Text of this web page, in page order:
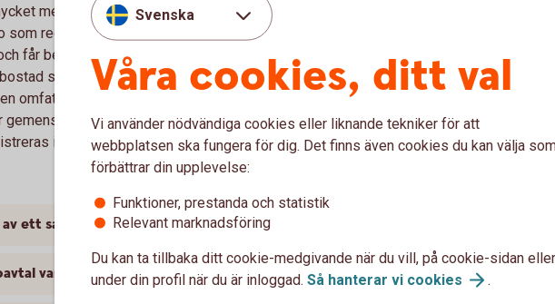
mer begränsad funktion. Det är ett juridiskt bindande avtal
som reglerar om sambolagens bodelningsregler helt, eller
får betydelse vid en separation eller dödsfall. Ett
som ni köpt eller skaffat tillsammans för att bo ihop i,
omfatta ert gemensamma bohag, det vill säga de saker eller
bruk under tiden ni bor ihop. Till skillnad från ett
inte samboavtalet.
ett samboavtal?
vara bra att ha?
Vill
Svenska
Våra cookies, ditt val
Vi använder nödvändiga cookies eller liknande tekniker för att
webbplatsen ska fungera för dig. Det finns även cookies du kan välja
förbättrar din upplevelse:
Funktioner, prestanda och statistik
Relevant marknadsföring
Du kan ta tillbaka ditt cookie-medgivande när du vill, på cookie-sidan eller
under din profil när du är inloggad. Så hanterar vi cookies .